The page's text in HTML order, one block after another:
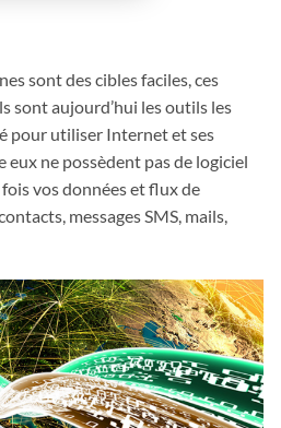
sont des cibles faciles, ces
sont aujourd’hui les outils les
pour utiliser Internet et ses
eux ne possèdent pas de logiciel
vos données et flux de
messages SMS, mails,